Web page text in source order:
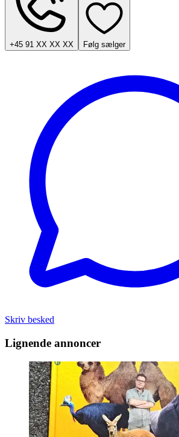
+45 91 XX XX XX Følg sælger
Skriv besked
Lignende annoncer